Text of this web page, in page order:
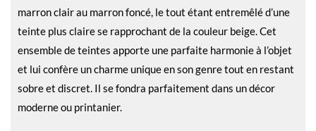
marron clair au marron foncé, le tout étant entremêlé d’une
teinte plus claire se rapprochant de la couleur beige. Cet
ensemble de teintes apporte une parfaite harmonie à l’objet
et lui confère un charme unique en son genre tout en restant
sobre et discret. Il se fondra parfaitement dans un décor
moderne ou printanier.